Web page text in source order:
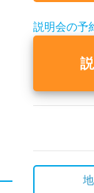
説明会の予